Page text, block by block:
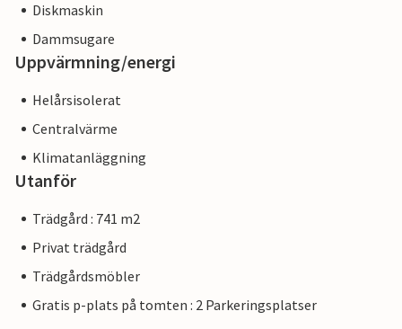
Diskmaskin
Dammsugare
Uppvärmning/energi
Helårsisolerat
Centralvärme
Klimatanläggning
Utanför
Trädgård : 741 m2
Privat trädgård
Trädgårdsmöbler
Gratis p-plats på tomten : 2 Parkeringsplatser